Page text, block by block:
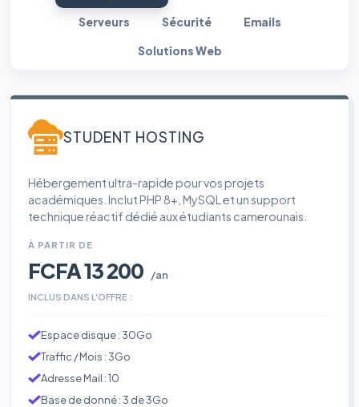
Serveurs Sécurité Emails
Solutions Web
STUDENT HOSTING
Hébergement ultra-rapide pour vos projets
académiques. Inclut PHP 8+, MySQL et un support
technique réactif dédié aux étudiants camerounais.
À PARTIR DE
FCFA 13 200 /an
INCLUS DANS L'OFFRE :
Espace disque : 30Go
Traffic / Mois : 3Go
Adresse Mail : 10
Base de donné : 3 de 3Go